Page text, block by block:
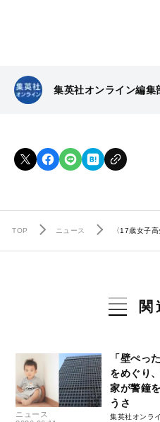
集英社オンライン編集
TOP ニュース 〈17歳女子
関
ニュース
「壁ぺっ
をめぐり
家が警鐘
うさ
集英社オンラ